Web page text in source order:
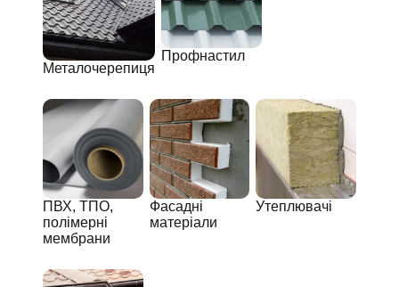
Металочерепиця
Профнастил
ПВХ, ТПО,
полімерні
мембрани
Фасадні
матеріали
Утеплювачі